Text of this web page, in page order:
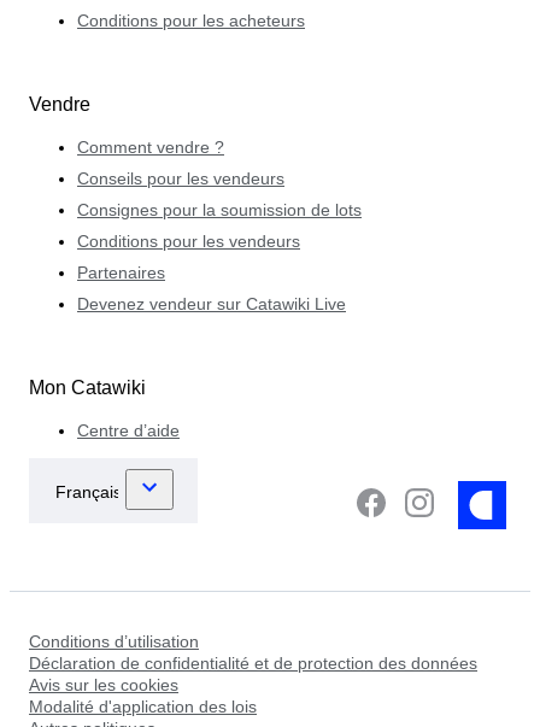
Conditions pour les acheteurs
Vendre
Comment vendre ?
Conseils pour les vendeurs
Consignes pour la soumission de lots
Conditions pour les vendeurs
Partenaires
Devenez vendeur sur Catawiki Live
Mon Catawiki
Centre d’aide
Conditions d’utilisation
Déclaration de confidentialité et de protection des données
Avis sur les cookies
Modalité d'application des lois